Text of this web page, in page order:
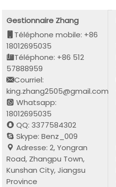
Gestionnaire Zhang
Téléphone mobile: +86
18012695035
Téléphone: +86 512
57888959
Courriel:
king.zhang2505@gmail.com
Whatsapp:
18012695035
QQ: 3377584302
Skype: Benz_009
Adresse: 2, Yongran
Road, Zhangpu Town,
Kunshan City, Jiangsu
Province